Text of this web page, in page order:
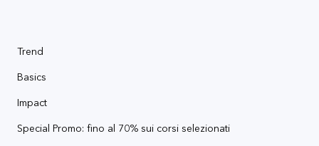
Trend
Basics
Impact
Special Promo: fino al 70% sui corsi selezionati